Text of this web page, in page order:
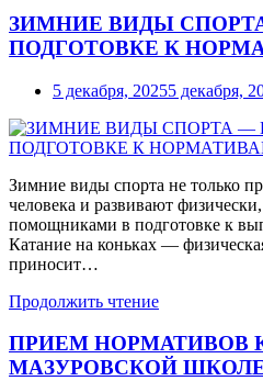
ЗИМНИЕ ВИДЫ
ПОДГОТОВКЕ К
5 декабря, 20255 декабря,
Зимние виды спорта не только
человека и развивают
помощниками в подготовке к
Катание на коньках —
приносит…
Продолжить чтение
ПРИЕМ НОРМАТИВОВ
МАЗУРОВСКОЙ